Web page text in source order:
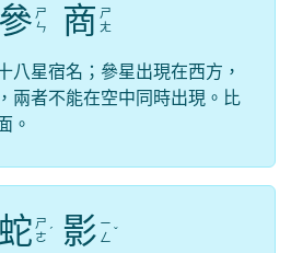
參 ㄕ
ㄣ
商 ㄕ
ㄤ
八星宿名；參星出現在西方，
兩者不能在空中同時出現。比
。
蛇 ㄕ
ㄜ ˊ 影 ㄧ
ㄥ ˇ